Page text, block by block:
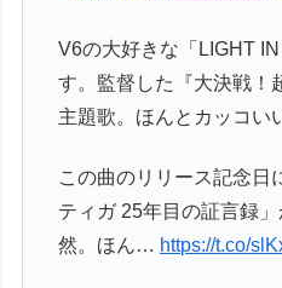
V6の大好きな「LIGHT
す。監督した『大決戦！
主題歌。ほんとカッコい
この曲のリリース記念日
ティガ 25年目の証言録
然。ほん… https://t.co/